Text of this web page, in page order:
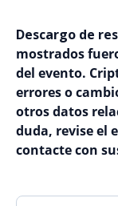
Descargo de
mostrados
del evento.
errores o
otros datos
duda, revise el
contacte con